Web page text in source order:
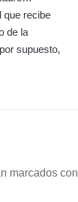
que recibe
de la
supuesto,
marcados con